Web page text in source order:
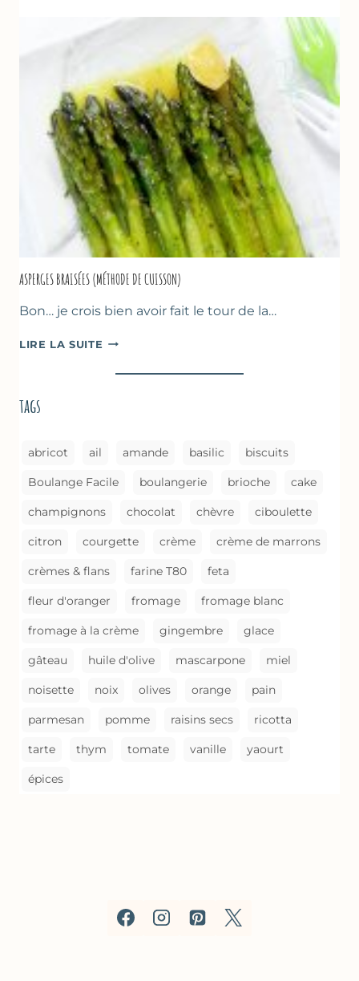
GREC,
AMANDES
&
FRUITS
ROUGES
ASPERGES BRAISÉES (MÉTHODE DE CUISSON)
Bon… je crois bien avoir fait le tour de la…
LIRE LA SUITE ASPERGES
(MÉTHODE
tags
abricot ail amande basilic biscuits
Boulange Facile boulangerie brioche cake
champignons chocolat chèvre ciboulette
citron courgette crème crème de marrons
crèmes & flans farine T80 feta
fleur d'oranger fromage fromage blanc
fromage à la crème gingembre glace
gâteau huile d'olive mascarpone miel
noisette noix olives orange pain
parmesan pomme raisins secs ricotta
tarte thym tomate vanille yaourt
épices